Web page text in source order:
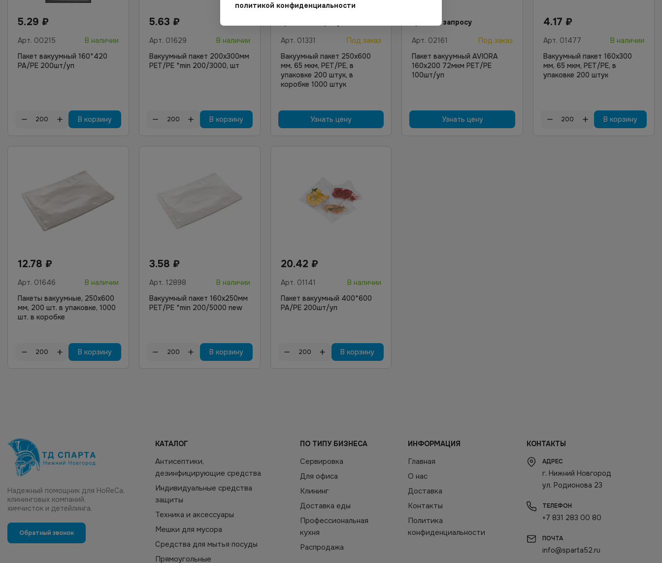
5.29 ₽
Арт. 00215
В наличии
Пакет вакуумный 160*420
PA/PE 200шт/уп
В корзину
5.63 ₽
Арт. 01629
В наличии
Вакуумный пакет 200х300мм
PET/PE *min 200/3000, шт
В корзину
Арт. 01331
Под заказ
Вакуумный пакет 250х600
мм, 65 мкм, PET/PE, в
упаковке 200 штук, в
коробке 1000 штук
Узнать цену
Цена по запросу
Арт. 02161
Под заказ
Пакет вакуумный AVIORA
160х200 72мкм PET/PE
100шт/уп
Узнать цену
4.17 ₽
Арт. 01477
В наличии
Вакуумный пакет 160х300
мм, 65 мкм, PET/PE, в
упаковке 200 штук
В корзину
12.78 ₽
Арт. 01646
В наличии
Пакеты вакуумные, 250х600
мм, 200 шт. в упаковке, 1000
шт. в коробке
В корзину
3.58 ₽
Арт. 12898
В наличии
Вакуумный пакет 160х250мм
PET/PE *min 200/5000 new
В корзину
20.42 ₽
Арт. 01141
В наличии
Пакет вакуумный 400*600
PA/PE 200шт/уп
В корзину
Надежный помощник для HoReCa,
клининговых компаний,
химчисток и детейлинга.
Обратный звонок
КАТАЛОГ
Антисептики,
дезинфицирующие средства
Индивидуальные средства
защиты
Техника и аксессуары
Мешки для мусора
Средства для мытья посуды
Прямоугольные
ПО ТИПУ БИЗНЕСА
Сервировка
Для офиса
Клининг
Доставка еды
Профессиональная
кухня
Распродажа
ИНФОРМАЦИЯ
Главная
О нас
Доставка
Контакты
Политика
конфиденциальности
КОНТАКТЫ
АДРЕС
г. Нижний Новгород
ул. Родионова 23
ТЕЛЕФОН
+7 831 283 00 80
ПОЧТА
info@sparta52.ru
политикой конфиденциальности